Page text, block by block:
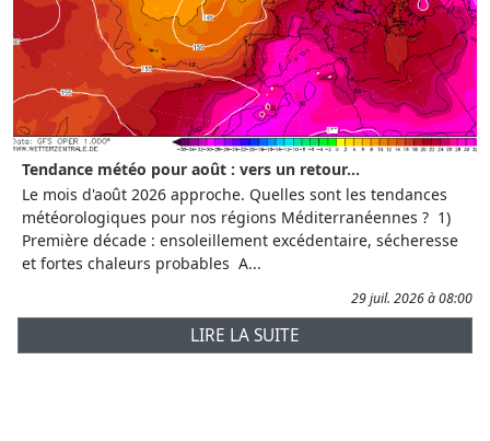
Tendance météo pour août : vers un retour...
Le mois d'août 2026 approche. Quelles sont les tendances
météorologiques pour nos régions Méditerranéennes ? 1)
Première décade : ensoleillement excédentaire, sécheresse
et fortes chaleurs probables A...
29 juil. 2026 à 08:00
LIRE LA SUITE